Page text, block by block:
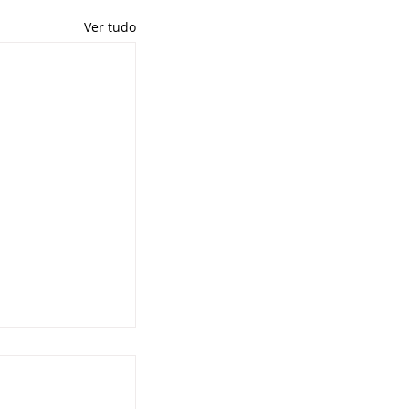
Ver tudo